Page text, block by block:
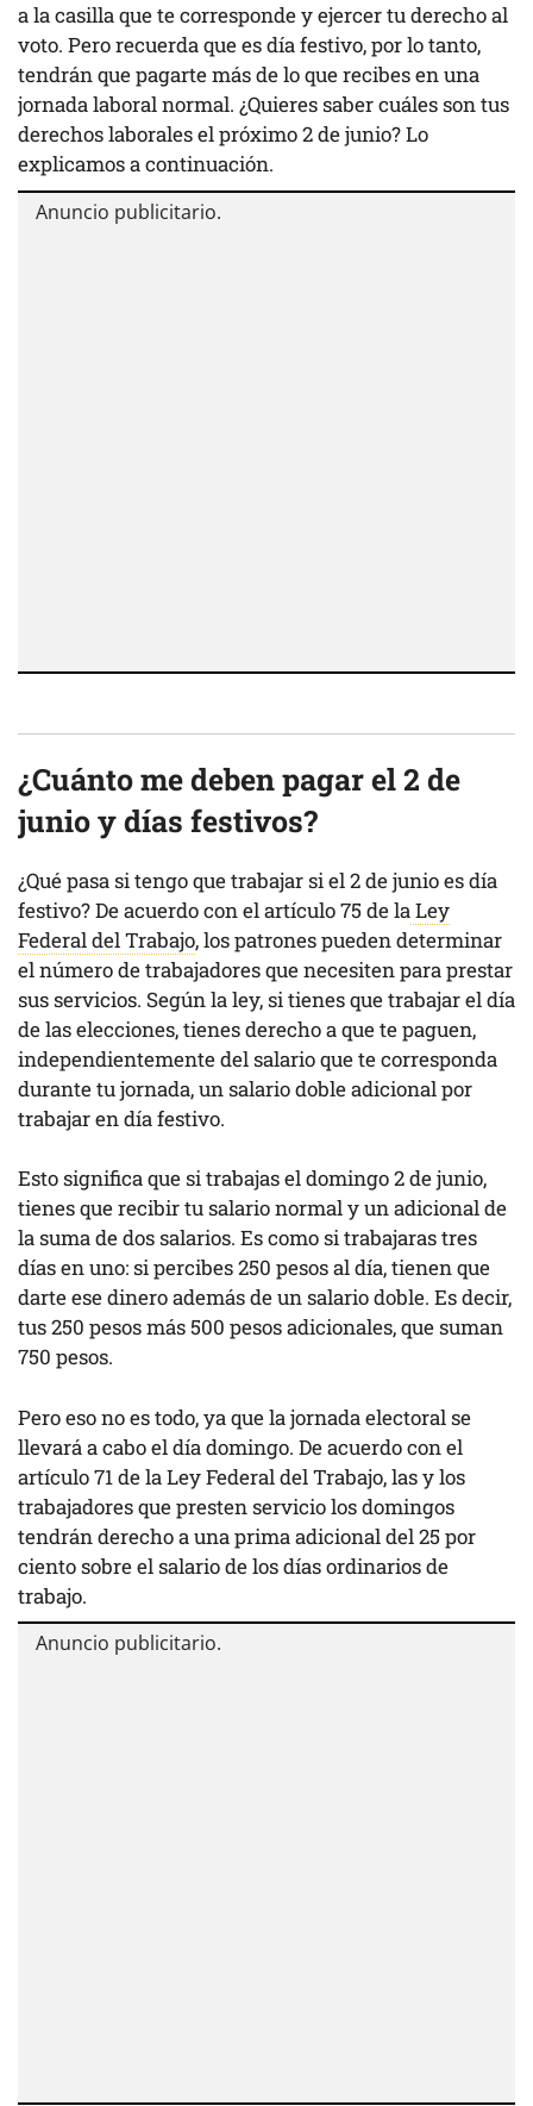
a la casilla que te corresponde y ejercer tu derecho al
voto. Pero recuerda que es día festivo, por lo tanto,
tendrán que pagarte más de lo que recibes en una
jornada laboral normal. ¿Quieres saber cuáles son tus
derechos laborales el próximo 2 de junio? Lo
explicamos a continuación.
¿Cuánto me deben pagar el 2 de
junio y días festivos?
¿Qué pasa si tengo que trabajar si el 2 de junio es día
festivo? De acuerdo con el artículo 75 de la Ley
Federal del Trabajo, los patrones pueden determinar
el número de trabajadores que necesiten para prestar
sus servicios. Según la ley, si tienes que trabajar el día
de las elecciones, tienes derecho a que te paguen,
independientemente del salario que te corresponda
durante tu jornada, un salario doble adicional por
trabajar en día festivo.
Esto significa que si trabajas el domingo 2 de junio,
tienes que recibir tu salario normal y un adicional de
la suma de dos salarios. Es como si trabajaras tres
días en uno: si percibes 250 pesos al día, tienen que
darte ese dinero además de un salario doble. Es decir,
tus 250 pesos más 500 pesos adicionales, que suman
750 pesos.
Pero eso no es todo, ya que la jornada electoral se
llevará a cabo el día domingo. De acuerdo con el
artículo 71 de la Ley Federal del Trabajo, las y los
trabajadores que presten servicio los domingos
tendrán derecho a una prima adicional del 25 por
ciento sobre el salario de los días ordinarios de
trabajo.